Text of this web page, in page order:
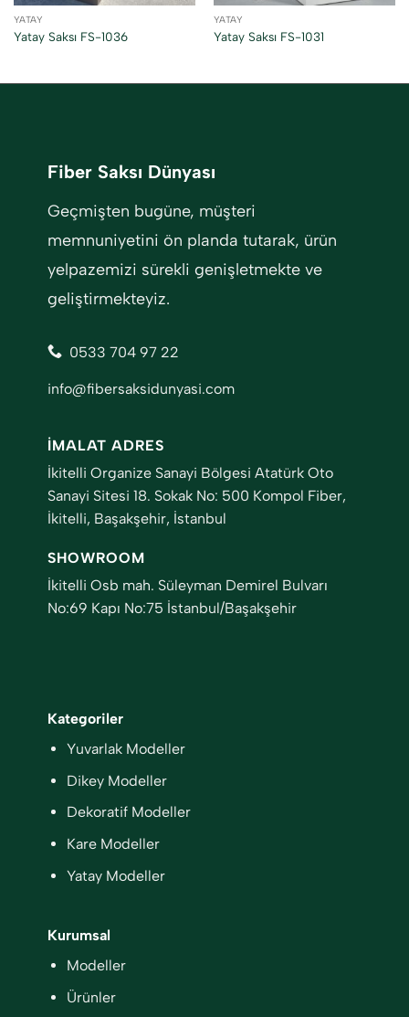
YATAY
Yatay Saksı FS-1036
YATAY
Yatay Saksı FS-1031
Fiber Saksı Dünyası
Geçmişten bugüne, müşteri
memnuniyetini ön planda tutarak, ürün
yelpazemizi sürekli genişletmekte ve
geliştirmekteyiz.
0533 704 97 22
info@fibersaksidunyasi.com
Kategoriler
Yuvarlak Modeller
Dikey Modeller
Dekoratif Modeller
Kare Modeller
Yatay Modeller
Kurumsal
Modeller
Ürünler
İMALAT ADRES
İkitelli Organize Sanayi Bölgesi Atatürk Oto
Sanayi Sitesi 18. Sokak No: 500 Kompol Fiber,
İkitelli, Başakşehir, İstanbul
SHOWROOM
İkitelli Osb mah. Süleyman Demirel Bulvarı
No:69 Kapı No:75 İstanbul/Başakşehir